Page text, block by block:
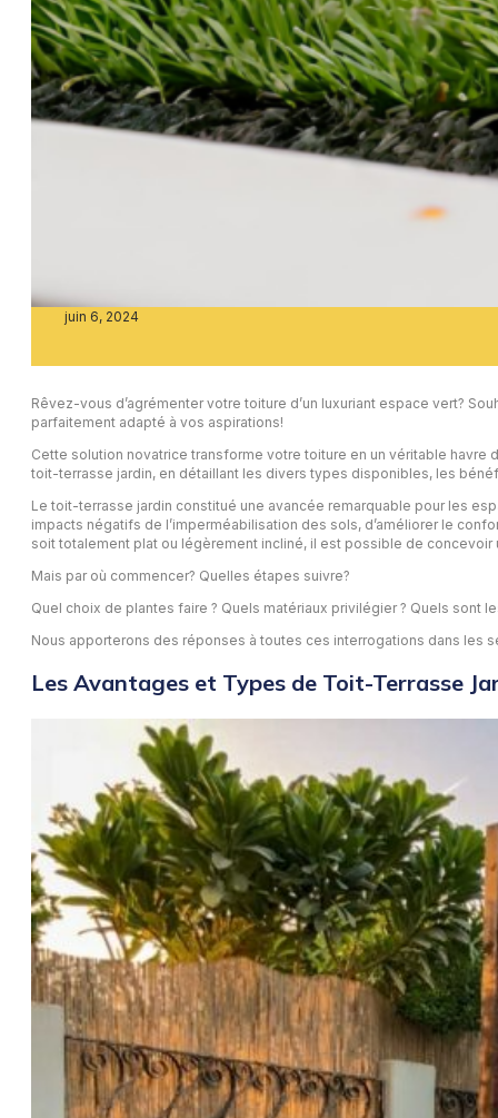
juin 6, 2024
Rêvez-vous d’agrémenter votre toiture d’un luxuriant espace vert?
parfaitement adapté à vos aspirations!
Cette solution novatrice transforme votre toiture en un véritable havre
toit-terrasse jardin, en détaillant les divers types disponibles, les
Le toit-terrasse jardin constitué une avancée remarquable pour les
impacts négatifs de l’imperméabilisation des sols, d’améliorer le
soit totalement plat ou légèrement incliné, il est possible de
Mais par où commencer? Quelles étapes suivre?
Quel choix de plantes faire ? Quels matériaux privilégier ? Quels sont
Nous apporterons des réponses à toutes ces interrogations dans les
Les Avantages et Types de Toit-Terrasse